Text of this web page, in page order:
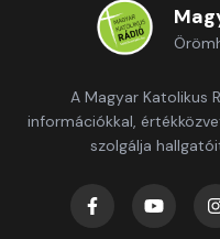
A Magyar Katolikus
információkkal,
szolgálja